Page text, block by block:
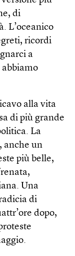
di
L’oceanico
ricordi
a
abbiamo
alla vita
di più grande
La
anche un
più belle,
Una
di
dopo,